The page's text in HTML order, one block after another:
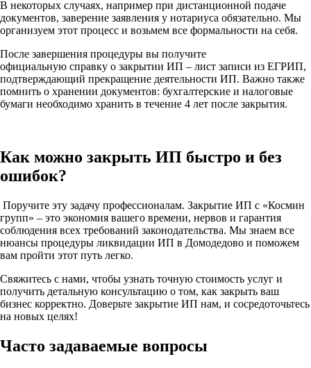
В некоторых случаях, например при дистанционной подаче
документов, заверение заявления у нотариуса обязательно. Мы
организуем этот процесс и возьмем все формальности на себя.
После завершения процедуры вы получите
официальную справку о закрытии ИП – лист записи из ЕГРИП,
подтверждающий прекращение деятельности ИП. Важно также
помнить о хранении документов: бухгалтерские и налоговые
бумаги необходимо хранить в течение 4 лет после закрытия.
Как можно закрыть ИП быстро и без
ошибок?
Поручите эту задачу профессионалам. Закрытие ИП с «Космин
групп» – это экономия вашего времени, нервов и гарантия
соблюдения всех требований законодательства. Мы знаем все
нюансы процедуры ликвидации ИП в Домодедово и поможем
вам пройти этот путь легко.
Свяжитесь с нами, чтобы узнать точную стоимость услуг и
получить детальную консультацию о том, как закрыть ваш
бизнес корректно. Доверьте закрытие ИП нам, и сосредоточьтесь
на новых целях!
Часто задаваемые вопросы